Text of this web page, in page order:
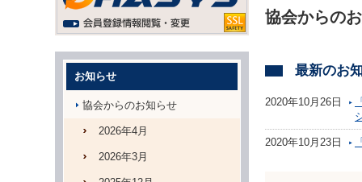
協会からの
最新のお
2020年10月26日
2020年10月23日
お知らせ
協会からのお知らせ
2026年4月
2026年3月